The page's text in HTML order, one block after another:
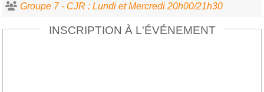
Groupe 7 - CJR : Lundi et Mercredi 20h00/21h30
INSCRIPTION À L'ÉVÉNEMENT